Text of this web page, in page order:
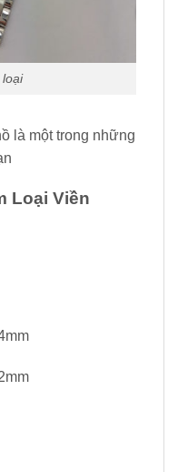
loại
là một trong những
Loại Viền